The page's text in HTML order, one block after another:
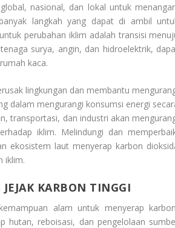
nasional, dan lokal untuk
langkah yang dapat di ambil
perubahan iklim adalah transisi
surya, angin, dan hidroelektrik,
kaca.
lingkungan dan membantu
dalam mengurangi konsumsi energi
transportasi, dan industri akan
iklim. Melindungi dan
ekosistem laut menyerap karbon
iklim.
KARBON TINGGI
alam untuk menyerap
hutan, reboisasi, dan pengelolaan